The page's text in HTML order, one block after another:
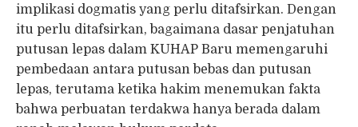
implikasi dogmatis yang perlu ditafsirkan. Dengan
itu perlu ditafsirkan, bagaimana dasar penjatuhan
putusan lepas dalam KUHAP Baru memengaruhi
pembedaan antara putusan bebas dan putusan
lepas, terutama ketika hakim menemukan fakta
bahwa perbuatan terdakwa hanya berada dalam